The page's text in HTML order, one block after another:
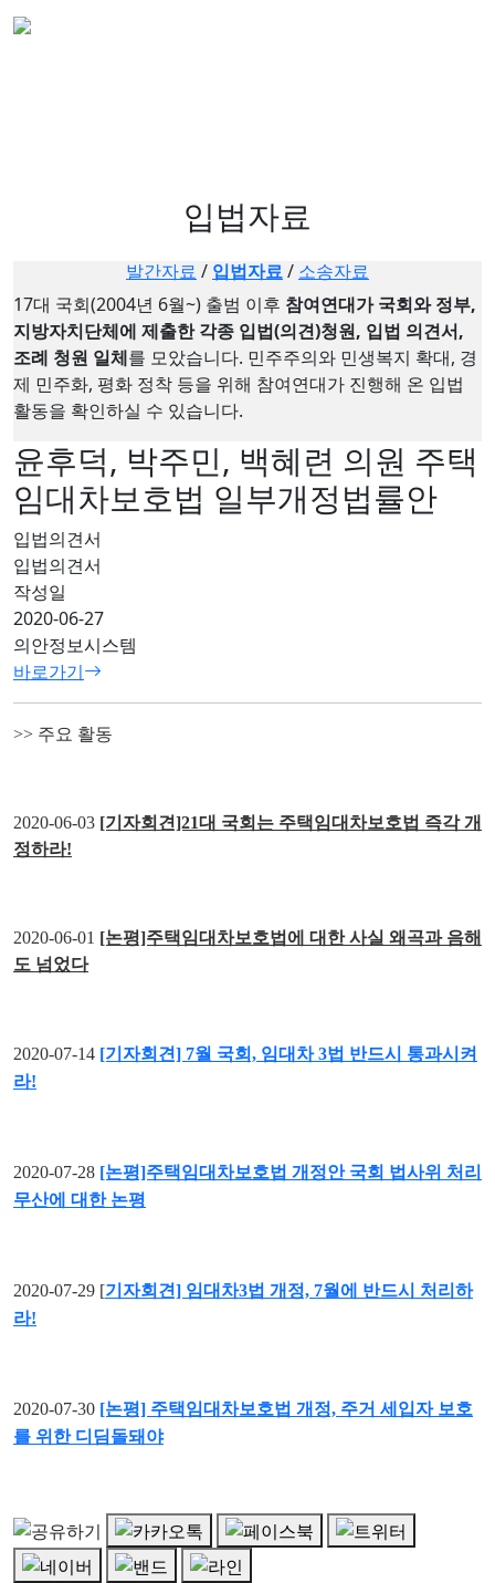
입법자료
발간자료 / 입법자료/ 소송자료
17대 국회(2004년 6월~) 출범 이후 참여연대가 국회와 정부,
지방자치단체에 제출한 각종 입법(의견)청원, 입법 의견서,
조례 청원 일체를 모았습니다. 민주주의와 민생복지 확대, 경
제 민주화, 평화 정착 등을 위해 참여연대가 진행해 온 입법
활동을 확인하실 수 있습니다.
윤후덕, 박주민, 백혜련 의원 주택
임대차보호법 일부개정법률안
입법의견서
입법의견서
작성일
2020-06-27
의안정보시스템
바로가기
>> 주요 활동
2020-06-03 [기자회견]21대 국회는 주택임대차보호법 즉각 개
정하라!
2020-06-01 [논평]주택임대차보호법에 대한 사실 왜곡과 음해
도 넘었다
2020-07-14 [기자회견] 7월 국회, 임대차 3법 반드시 통과시켜
라!
2020-07-28 [논평]주택임대차보호법 개정안 국회 법사위 처리
무산에 대한 논평
2020-07-29 [기자회견] 임대차3법 개정, 7월에 반드시 처리하
라!
2020-07-30 [논평] 주택임대차보호법 개정, 주거 세입자 보호
를 위한 디딤돌돼야